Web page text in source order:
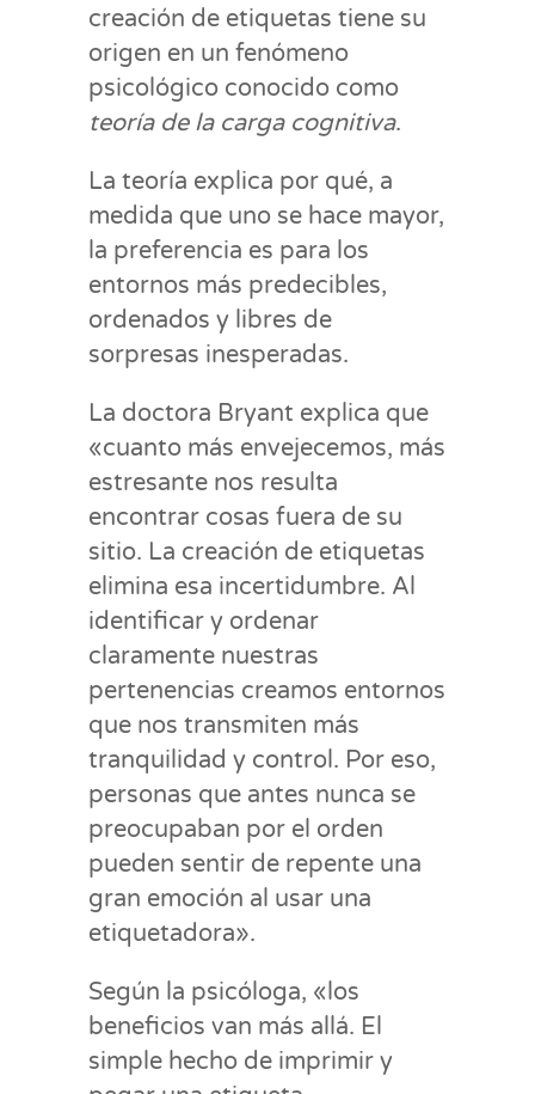
creación de etiquetas tiene su
origen en un fenómeno
psicológico conocido como
teoría de la carga cognitiva.
La teoría explica por qué, a
medida que uno se hace mayor,
la preferencia es para los
entornos más predecibles,
ordenados y libres de
sorpresas inesperadas.
La doctora Bryant explica que
«cuanto más envejecemos, más
estresante nos resulta
encontrar cosas fuera de su
sitio. La creación de etiquetas
elimina esa incertidumbre. Al
identificar y ordenar
claramente nuestras
pertenencias creamos entornos
que nos transmiten más
tranquilidad y control. Por eso,
personas que antes nunca se
preocupaban por el orden
pueden sentir de repente una
gran emoción al usar una
etiquetadora».
Según la psicóloga, «los
beneficios van más allá. El
simple hecho de imprimir y